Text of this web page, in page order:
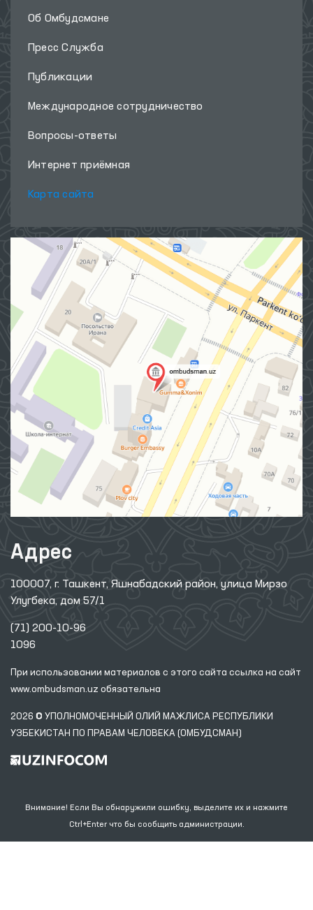
Об Омбудсмане
Пресс Служба
Публикации
Международное сотрудничество
Вопросы-ответы
Интернет приёмная
Карта сайта
Адрес
100007, г. Ташкент, Яшнабадский район, улица Мирзо
Улугбека, дом 57/1
(71) 200-10-96
1096
При использовании материалов с этого сайта ссылка на сайт
www.ombudsman.uz обязательна
2026 © УПОЛНОМОЧЕННЫЙ ОЛИЙ МАЖЛИСА РЕСПУБЛИКИ
УЗБЕКИСТАН ПО ПРАВАМ ЧЕЛОВЕКА (ОМБУДСМАН)
Внимание! Если Вы обнаружили ошибку, выделите их и нажмите
Ctrl+Enter что бы сообщить администрации.